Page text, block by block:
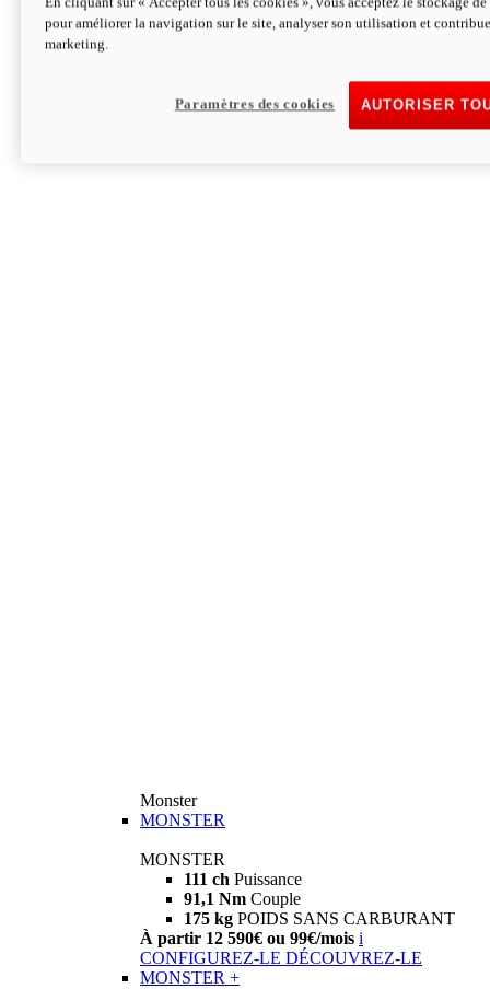
Hypermotard V2 SP 100
Découvrez-le
Monster
MONSTER
MONSTER
111 ch Puissance
91,1 Nm Couple
175 kg POIDS SANS CARBURANT
À partir 12 590€ ou 99€/mois i
CONFIGUREZ-LE DÉCOUVREZ-LE
MONSTER +
pour améliorer la navigation sur le site, analyser son utilisation et
marketing.
AUTORISER
Paramètres des cookies